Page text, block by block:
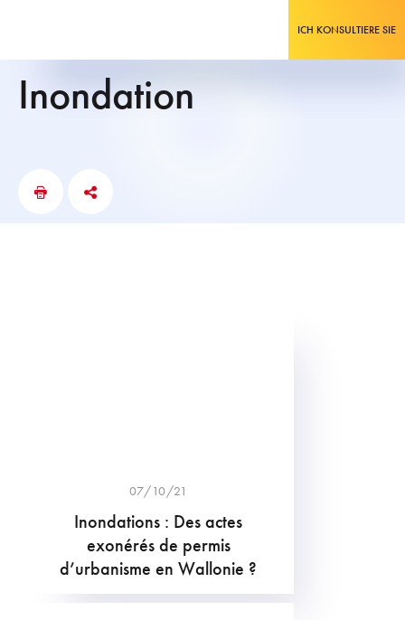
ICH KONSULTIERE SIE
inondation
07/10/21
Inondations : Des actes
exonérés de permis
d’urbanisme en Wallonie ?